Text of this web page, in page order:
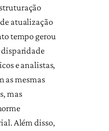
atualização
tempo gerou
e analistas,
as mesmas
mas
Além disso,